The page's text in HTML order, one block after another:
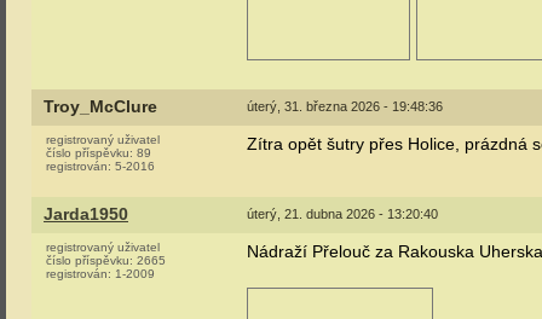
Troy_McClure úterý, 31. března 2026 - 19:48:36
registrovaný uživatel
číslo příspěvku: 89
registrován: 5-2016
Zítra opět šutry přes Holice, prázdná
Jarda1950 úterý, 21. dubna 2026 - 13:20:40
registrovaný uživatel
číslo příspěvku: 2665
registrován: 1-2009
Nádraží Přelouč za Rakouska